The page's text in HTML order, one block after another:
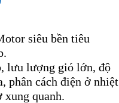
siêu bền tiêu
lưu lượng gió lớn, độ
phân cách điện ở nhiệt
xung quanh.